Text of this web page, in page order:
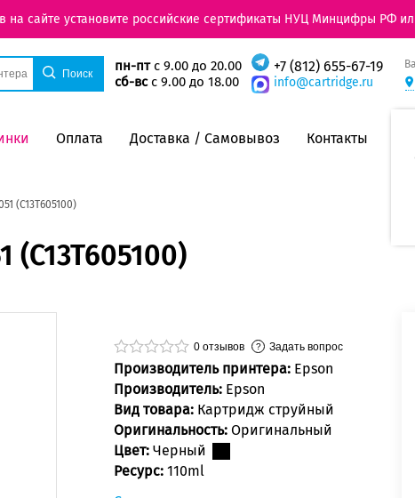
на сайте установите российские сертификаты НУЦ Минцифры РФ
пн-птс 9.00 до 20.00
сб-всс 9.00 до 18.00
+7 (812) 655-67-19
info@cartridge.ru
Оплата Доставка / Самовывоз Контакты
(C13T605100)
(C13T605100)
0 отзывов Задать вопрос
Производитель принтера: Epson
Производитель: Epson
Вид товара: Картридж струйный
Оригинальность: Оригинальный
Цвет: Черный
Ресурс: 110ml